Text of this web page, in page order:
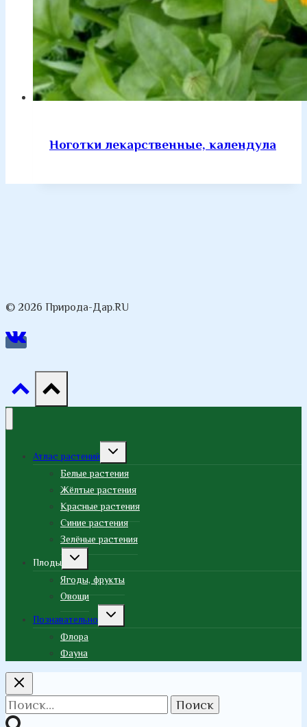
Ноготки лекарственные, календула
© 2026 Природа-Дар.RU
Атлас растений
Переключить
меню
Белые растения
Жёлтые растения
Красные растения
Синие растения
Зелёные растения
Плоды
Переключить
меню
Ягоды, фрукты
Овощи
Познавательно
Переключить
меню
Флора
Фауна
Найти: